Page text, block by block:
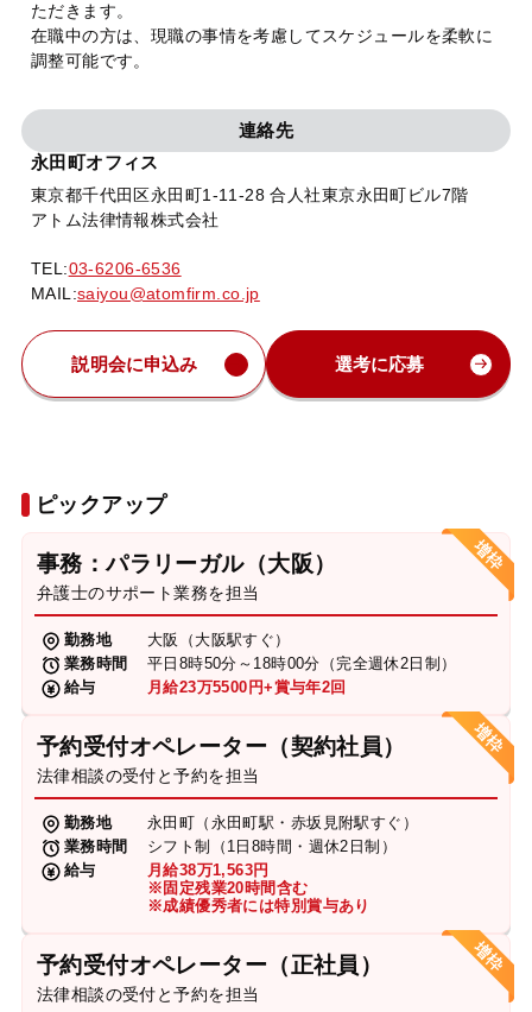
ただきます。
在職中の方は、現職の事情を考慮してスケジュールを柔軟に
調整可能です。
連絡先
永田町オフィス
東京都千代田区永田町1-11-28 合人社東京永田町ビル7階
アトム法律情報株式会社
TEL:03-6206-6536
MAIL:saiyou@atomfirm.co.jp
説明会に申込み 選考に応募
ピックアップ
事務：パラリーガル（大阪）
弁護士のサポート業務を担当
勤務地
大阪（大阪駅すぐ）
業務時間
平日8時50分～18時00分（完全週休2日制）
給与
月給23万5500円+賞与年2回
予約受付オペレーター（契約社員）
法律相談の受付と予約を担当
勤務地
永田町（永田町駅・赤坂見附駅すぐ）
業務時間
シフト制（1日8時間・週休2日制）
給与
月給38万1,563円
※固定残業20時間含む
※成績優秀者には特別賞与あり
予約受付オペレーター（正社員）
法律相談の受付と予約を担当